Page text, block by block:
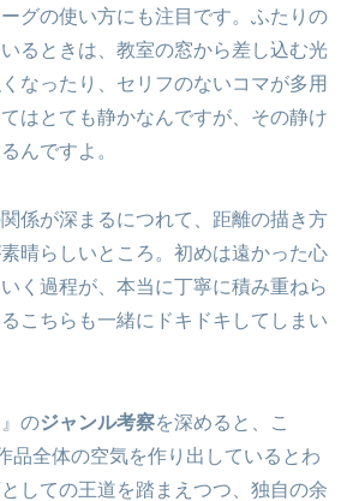
グの使い方にも注目です。ふたりの
るときは、教室の窓から差し込む光
なったり、セリフのないコマが多用
はとても静かなんですが、その静け
んですよ。
係が深まるにつれて、距離の描き方
晴らしいところ。初めは遠かった心
く過程が、本当に丁寧に積み重ねら
こちらも一緒にドキドキしてしまい
のジャンル考察を深めると、こ
品全体の空気を作り出しているとわ
しての王道を踏まえつつ、独自の余